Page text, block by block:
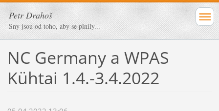
Petr Drahoš
Sny jsou od toho, aby se plnily...
NC Germany a WPAS
Kühtai 1.4.-3.4.2022